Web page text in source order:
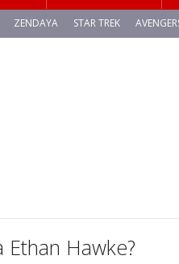
ZENDAYA STAR TREK
Hawke?